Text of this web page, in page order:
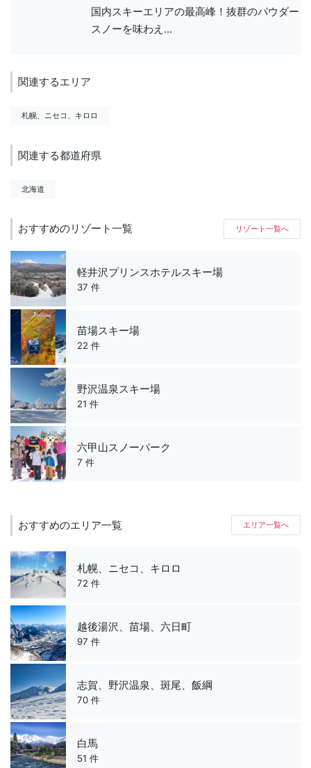
国内スキーエリアの最高峰！抜群のパウダー
スノーを味わえ...
関連するエリア
札幌、ニセコ、キロロ
関連する都道府県
北海道
おすすめのリゾート一覧 リゾート一覧へ
軽井沢プリンスホテルスキー場
37 件
苗場スキー場
22 件
野沢温泉スキー場
21 件
六甲山スノーパーク
7 件
おすすめのエリア一覧 エリア一覧へ
札幌、ニセコ、キロロ
72 件
越後湯沢、苗場、六日町
97 件
志賀、野沢温泉、斑尾、飯綱
70 件
白馬
51 件